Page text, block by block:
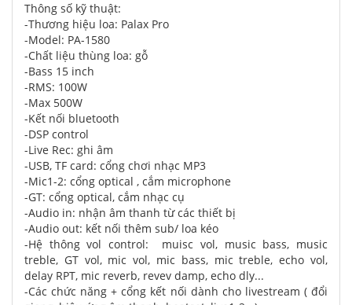
Thông số kỹ thuật:
-Thương hiệu loa: Palax Pro
-Model: PA-1580
-Chất liệu thùng loa: gỗ
-Bass 15 inch
-RMS: 100W
-Max 500W
-Kết nối bluetooth
-DSP control
-Live Rec: ghi âm
-USB, TF card: cổng chơi nhạc MP3
-Mic1-2: cổng optical , cắm microphone
-GT: cổng optical, cắm nhạc cụ
-Audio in: nhận âm thanh từ các thiết bị
-Audio out: kết nối thêm sub/ loa kéo
-Hệ thông vol control: muisc vol, music bass, music
treble, GT vol, mic vol, mic bass, mic treble, echo vol,
delay RPT, mic reverb, revev damp, echo dly...
-Các chức năng + cổng kết nối dành cho livestream ( đổi